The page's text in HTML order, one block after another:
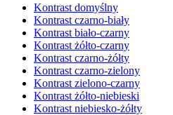
Kontrast domyślny
Kontrast czarno-biały
Kontrast biało-czarny
Kontrast żółto-czarny
Kontrast czarno-żółty
Kontrast czarno-zielony
Kontrast zielono-czarny
Kontrast żółto-niebieski
Kontrast niebiesko-żółty